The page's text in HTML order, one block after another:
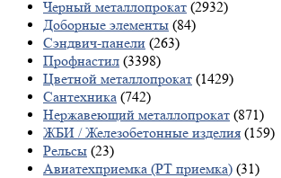
Черный металлопрокат (2932)
Доборные элементы (84)
Сэндвич-панели (263)
Профнастил (3398)
Цветной металлопрокат (1429)
Сантехника (742)
Нержавеющий металлопрокат (871)
ЖБИ / Железобетонные изделия (159)
Рельсы (23)
Авиатехприемка (РТ приемка) (31)